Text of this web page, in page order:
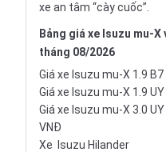
xe an tâm “cày cuốc”.
Bảng giá xe Isuzu mu-
tháng 08/2026
Giá xe Isuzu mu-X 1.9
Giá xe Isuzu mu-X 1.9
Giá xe Isuzu mu-X 3.0
VNĐ
Xe
Isuzu Hilander